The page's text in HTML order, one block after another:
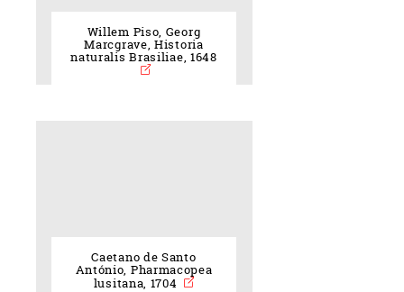
Willem Piso, Georg
Marcgrave, Historia
naturalis Brasiliae, 1648
Caetano de Santo
António, Pharmacopea
lusitana, 1704